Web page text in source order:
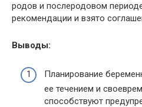
родов и послеродовом
рекомендации и взято
Выводы:
Планирование
ее течением и
способствуют